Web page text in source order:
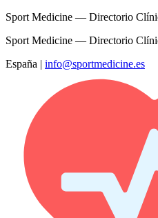
Sport Medicine — Directorio
Sport Medicine — Directorio
España | info@sportmedicine.es